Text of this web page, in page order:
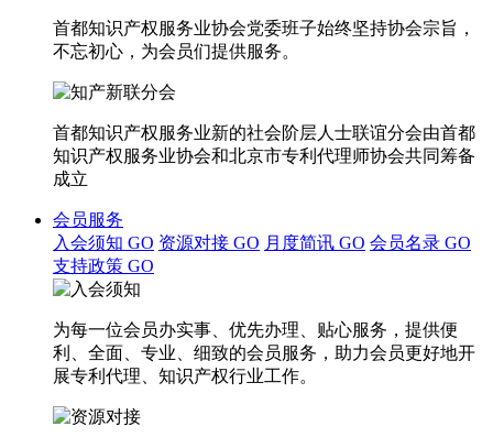
首都知识产权服务业协会党委班子始终坚持协会宗旨，
不忘初心，为会员们提供服务。
首都知识产权服务业新的社会阶层人士联谊分会由首都
知识产权服务业协会和北京市专利代理师协会共同筹备
成立
会员服务
入会须知 GO 资源对接 GO 月度简讯 GO 会员名录 GO
支持政策 GO
为每一位会员办实事、优先办理、贴心服务，提供便
利、全面、专业、细致的会员服务，助力会员更好地开
展专利代理、知识产权行业工作。